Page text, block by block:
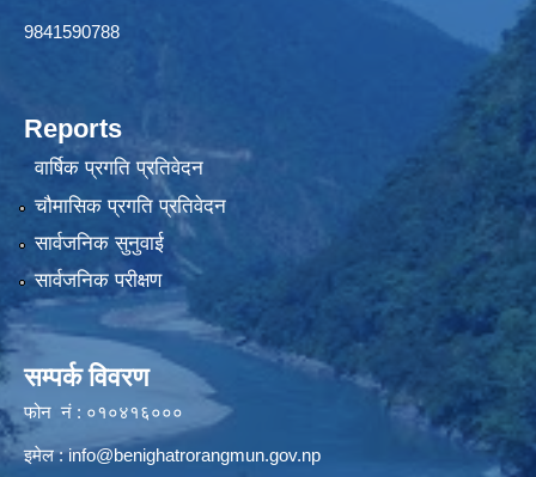
9841590788
Reports
वार्षिक प्रगति प्रतिवेदन
चौमासिक प्रगति प्रतिवेदन
सार्वजनिक सुनुवाई
सार्वजनिक परीक्षण
सम्पर्क विवरण
फोन नं : ०१०४१६०००
इमेल :info@benighatrorangmun.gov.np